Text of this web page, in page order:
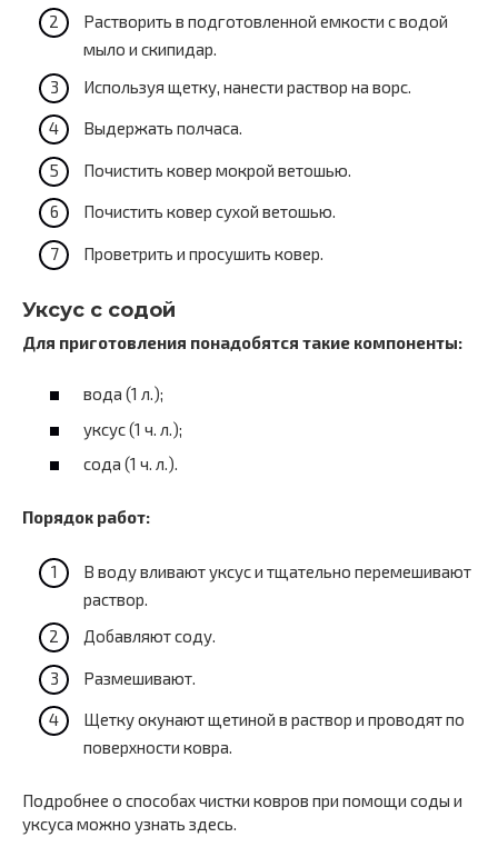
Растворить в подготовленной емкости с водой
мыло и скипидар.
Используя щетку, нанести раствор на ворс.
Выдержать полчаса.
Почистить ковер мокрой ветошью.
Почистить ковер сухой ветошью.
Проветрить и просушить ковер.
Уксус с содой
Для приготовления понадобятся такие компоненты:
вода (1 л.);
уксус (1 ч. л.);
сода (1 ч. л.).
Порядок работ:
В воду вливают уксус и тщательно перемешивают
раствор.
Добавляют соду.
Размешивают.
Щетку окунают щетиной в раствор и проводят по
поверхности ковра.
Подробнее о способах чистки ковров при помощи соды и
уксуса можно узнать здесь.